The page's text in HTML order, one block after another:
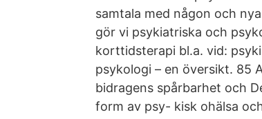
samtala med någon och
gör vi psykiatriska och
korttidsterapi bl.a. vid:
psykologi – en översikt. 85
bidragens spårbarhet och
form av psy- kisk ohälsa